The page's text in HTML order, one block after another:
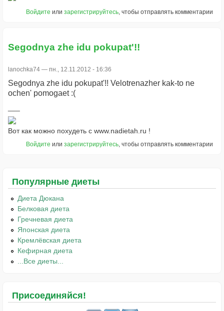
Войдите или зарегистрируйтесь, чтобы отправлять комментарии
Segodnya zhe idu pokupat'!!
lanochka74 — пн., 12.11.2012 - 16:36
Segodnya zhe idu pokupat'!! Velotrenazher kak-to ne
ochen' pomogaet :(
Вот как можно похудеть с www.nadietah.ru !
Войдите или зарегистрируйтесь, чтобы отправлять комментарии
Популярные диеты
Диета Дюкана
Белковая диета
Гречневая диета
Японская диета
Кремлёвская диета
Кефирная диета
...Все диеты...
Присоединяйся!